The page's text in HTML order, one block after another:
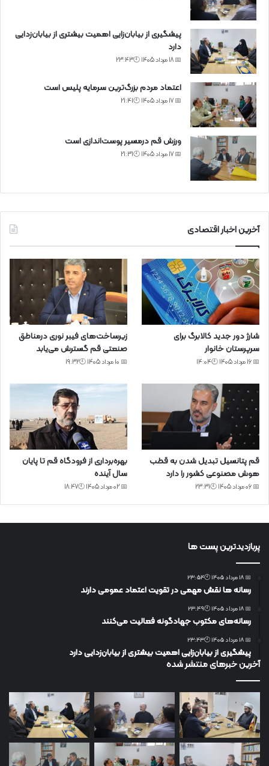
پیشگیری از بیابان‌زایی اهمیت بیشتری از بیابان‌زدایی
دارد
📅 18 مرداد 1405 🕙23:43
اعتماد مردم بزرگ‌ترین سرمایه پلیس است
📅 17 مرداد 1405 🕙21:41
ورزش قم درمسیر پوست‌اندازی است
📅 17 مرداد 1405 🕙21:31
آخرین اخبار اقتصادی
شارژ دور جدید کالابرگ برای
سرپرستان خانوار
📅 16 مرداد 1405 🕙14:04
زیرساخت‌های فیبر نوری درمناطق
صنعتی قم گسترش می‌یابد
📅 10 مرداد 1405 🕙19:32
قم پتانسیل تبدیل شدن به قطب
هوش مصنوعی کشور را دارد
📅 06 مرداد 1405 🕙23:31
بهره‌برداری از فرودگاه قم تا پایان
سال آینده
📅 02 مرداد 1405 🕙18:47
پربازدیدترین پست ها
📅 18 مرداد 1405 🕙23:54
رسانه ها نقش مهمی در تقویت اعتماد عمومی دارند
📅 18 مرداد 1405 🕙23:49
رسانه‌های مکتوب جهادگونه فعالیت می‌کنند
📅 18 مرداد 1405 🕙23:43
پیشگیری از بیابان‌زایی اهمیت بیشتری از بیابان‌زدایی دارد
آخرین خبرهای منتشر شده